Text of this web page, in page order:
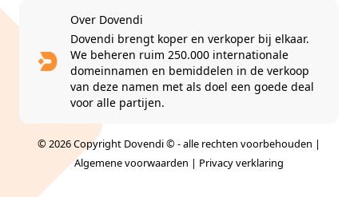
Over Dovendi
Dovendi brengt koper en verkoper bij elkaar.
We beheren ruim 250.000 internationale
domeinnamen en bemiddelen in de verkoop
van deze namen met als doel een goede deal
voor alle partijen.
© 2026 Copyright Dovendi © - alle rechten voorbehouden |
Algemene voorwaarden | Privacy verklaring